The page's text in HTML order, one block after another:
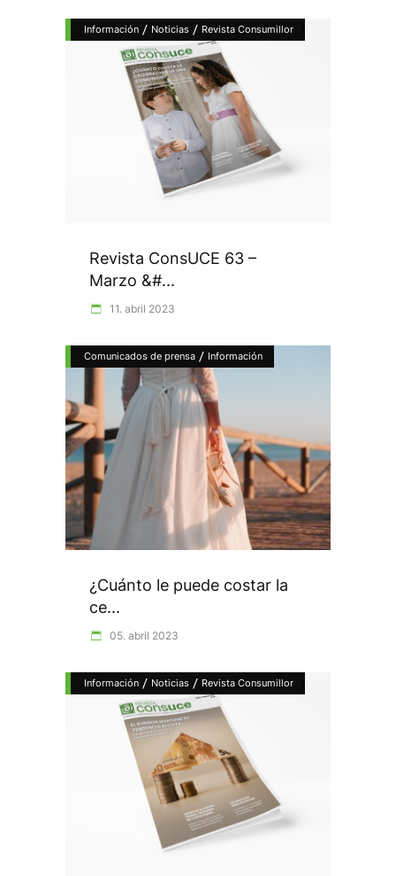
Información / Noticias / Revista Consumillor
Revista ConsUCE 63 –
Marzo &#...
11. abril 2023
Comunicados de prensa / Información
¿Cuánto le puede costar la
ce...
05. abril 2023
Información / Noticias / Revista Consumillor